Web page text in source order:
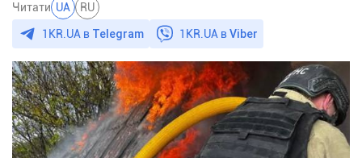
Читати UA RU
1KR.UA в Telegram 1KR.UA вViber